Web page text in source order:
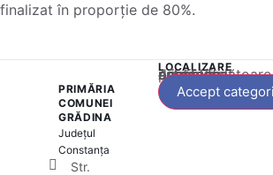
finalizat în proporție de 80%.
PRIMĂRIA
COMUNEI
GRĂDINA
Județul
Constanța
Str.
LOCALIZARE
Acest conținut este blocat până când acceptați categoria corespunzătoare de cookie-uri.
Accept